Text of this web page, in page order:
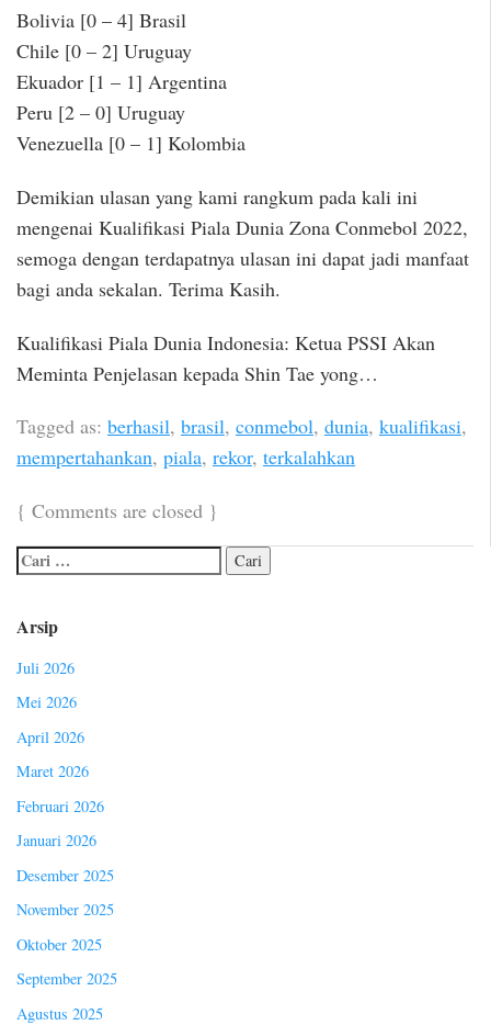
Bolivia [0 – 4] Brasil
Chile [0 – 2] Uruguay
Ekuador [1 – 1] Argentina
Peru [2 – 0] Uruguay
Venezuella [0 – 1] Kolombia
Demikian ulasan yang kami rangkum pada kali ini
mengenai Kualifikasi Piala Dunia Zona Conmebol 2022,
semoga dengan terdapatnya ulasan ini dapat jadi manfaat
bagi anda sekalan. Terima Kasih.
Kualifikasi Piala Dunia Indonesia: Ketua PSSI Akan
Meminta Penjelasan kepada Shin Tae yong…
Tagged as: berhasil, brasil, conmebol, dunia, kualifikasi,
mempertahankan, piala, rekor, terkalahkan
{ Comments are closed }
Arsip
Juli 2026
Mei 2026
April 2026
Maret 2026
Februari 2026
Januari 2026
Desember 2025
November 2025
Oktober 2025
September 2025
Agustus 2025